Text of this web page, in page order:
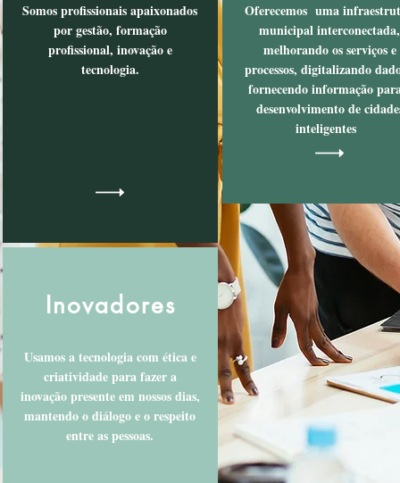
Somos profissionais apaixonados
por gestão, formação
profissional, inovação e
tecnologia.
Oferecemos uma
municipal interconectada,
melhorando os serviços e
processos, digitalizando
fornecendo informação
desenvolvimento de
inteligentes
Inovadores
Usamos a tecnologia com ética e
criatividade para fazer a
inovação presente em nossos dias,
mantendo o diálogo e o respeito
entre as pessoas.